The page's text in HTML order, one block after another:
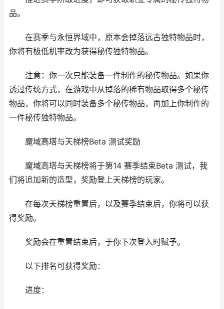
品。
在赛季与永恒界域中，原本会掉落远古独特物品时，
你将有极低机率改为获得秘传独特物品。
注意：你一次只能装备一件制作的秘传物品。如果你
透过传统方式，在游戏中从掉落的稀有物品取得多个秘传
物品，你将可以同时装备多个秘传物品，再加上你制作的
一件秘传独特物品。
魔域高塔与天梯榜Beta 测试奖励
魔域高塔与天梯榜将于第14 赛季结束Beta 测试，我
们将追加新的造型，奖励登上天梯榜的玩家。
在每次天梯榜重置后，以及赛季结束后，你将可以获
得奖励。
奖励会在重置结束后，于你下次登入时赋予。
以下排名可获得奖励：
进度：